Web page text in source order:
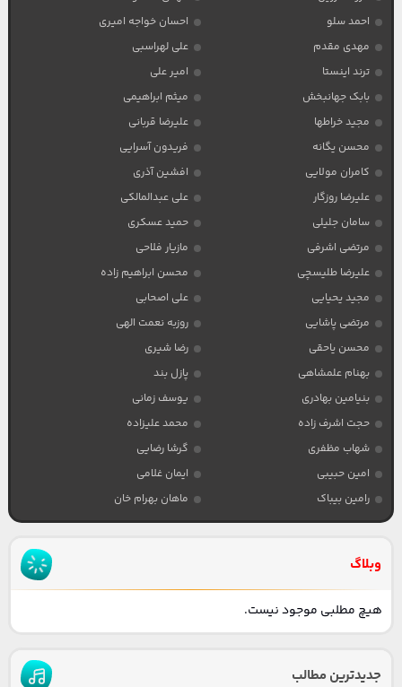
احمد سلو
احسان خواجه امیری
مهدی مقدم
علی لهراسبی
ترند اینستا
امیر علی
بابک جهانبخش
میثم ابراهیمی
مجید خراطها
علیرضا قربانی
محسن یگانه
فریدون آسرایی
کامران مولایی
افشین آذری
علیرضا روزگار
علی عبدالمالکی
سامان جلیلی
حمید عسکری
مرتضی اشرفی
مازیار فلاحی
علیرضا طلیسچی
محسن ابراهیم زاده
مجید یحیایی
علی اصحابی
مرتضی پاشایی
روزبه نعمت الهی
محسن یاحقی
رضا شیری
بهنام علمشاهی
پازل بند
بنیامین بهادری
یوسف زمانی
حجت اشرف زاده
محمد علیزاده
شهاب مظفری
گرشا رضایی
امین حبیبی
ایمان غلامی
رامین بیباک
ماهان بهرام خان
وبلاگ
هیچ مطلبی موجود نیست.
جدیدترین مطالب